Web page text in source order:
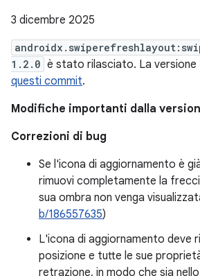
3 dicembre 2025
1.2.0 è stato rilasciato. La versione
questi commit.
Modifiche importanti dalla
Correzioni di bug
Se l'icona di aggiornamento è
rimuovi completamente la
sua ombra non venga
b/186557635)
L'icona di aggiornamento deve
posizione e tutte le sue
retrazione, in modo che sia